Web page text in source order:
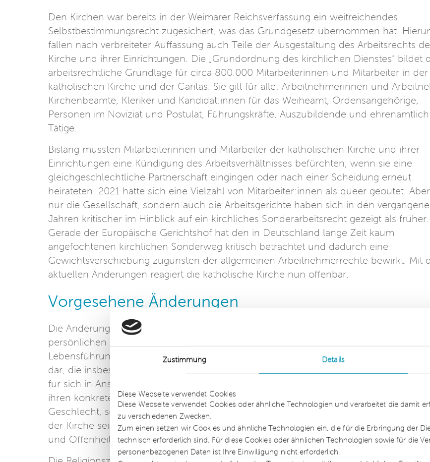
Zustimmung Details
Diese Webseite verwendet Cookies
Diese Webseite verwendet Cookies oder ähnliche Technologien und verarbeitet die damit
zu verschiedenen Zwecken.
Zum einen setzen wir Cookies und ähnliche Technologien ein, die für die Erbringung der
technisch erforderlich sind. Für diese Cookies oder ähnlichen Technologien sowie für die
personenbezogenen Daten ist Ihre Einwilligung nicht erforderlich.
Den Kirchen war bereits in der Weimarer Reichsverfassung ein weitreichendes
Selbstbestimmungsrecht zugesichert, was das Grundgesetz übernommen hat.
fallen nach verbreiteter Auffassung auch Teile der Ausgestaltung des Arbeitsrechts
Kirche und ihrer Einrichtungen. Die „Grundordnung des kirchlichen Dienstes“ bildet
arbeitsrechtliche Grundlage für circa 800.000 Mitarbeiterinnen und Mitarbeiter in der
katholischen Kirche und der Caritas. Sie gilt für alle: Arbeitnehmerinnen und
Kirchenbeamte, Kleriker und Kandidat:innen für das Weiheamt, Ordensangehörige,
Personen im Noviziat und Postulat, Führungskräfte, Auszubildende und ehrenamtlich
Tätige.
Bislang mussten Mitarbeiterinnen und Mitarbeiter der katholischen Kirche und ihrer
Einrichtungen eine Kündigung des Arbeitsverhältnisses befürchten, wenn sie eine
gleichgeschlechtliche Partnerschaft eingingen oder nach einer Scheidung erneut
heirateten. 2021 hatte sich eine Vielzahl von Mitarbeiter:innen als queer geoutet.
nur die Gesellschaft, sondern auch die Arbeitsgerichte haben sich in den
Jahren kritischer im Hinblick auf ein kirchliches Sonderarbeitsrecht gezeigt als früher.
Gerade der Europäische Gerichtshof hat den in Deutschland lange Zeit kaum
angefochtenen kirchlichen Sonderweg kritisch betrachtet und dadurch eine
Gewichtsverschiebung zugunsten der allgemeinen Arbeitnehmerrechte bewirkt. Mit
aktuellen Änderungen reagiert die katholische Kirche nun offenbar.
Vorgesehene Änderungen
Die Änderung der Grundordnung sieht vor, dass eine rechtliche Bewertung der
persönlichen Lebensführung nicht mehr vorgenommen wird. Die persönliche
Lebensführung stellt nunmehr auch im katholischen Arbeitsrecht eine unantastbare
dar, die insbesondere das Beziehungsleben und die Intimsphäre umfasst. Die Kirche
für sich in Anspruch, dass nunmehr alle Mitarbeiterinnen und Mitarbeiter, unabhängig
ihren konkreten Aufgaben und unabhängig von Herkunft, Religion, Alter, Behinderung,
Geschlecht, sexueller Identität und Lebensform Repräsentantinnen und
der Kirche sein können. Ausschlaggebend sei immerhin aber eine positive
und Offenheit gegenüber der Kirche.